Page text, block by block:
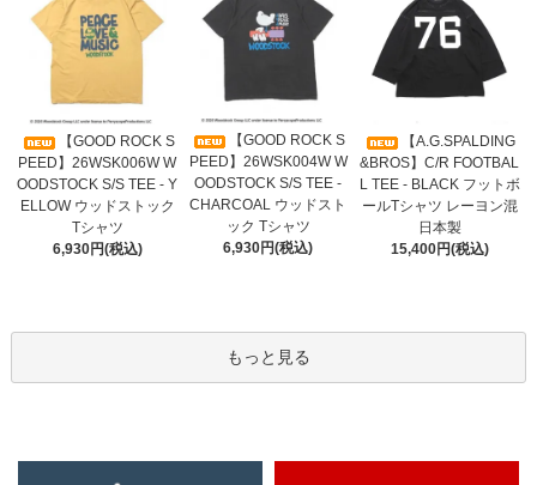
【GOOD ROCK S
PEED】26WSK006W W
OODSTOCK S/S TEE - Y
ELLOW ウッドストック
Tシャツ
6,930円(税込)
【GOOD ROCK S
PEED】26WSK004W W
OODSTOCK S/S TEE -
CHARCOAL ウッドスト
ック Tシャツ
6,930円(税込)
【A.G.SPALDING
&BROS】C/R FOOTBAL
L TEE - BLACK フットボ
ールTシャツ レーヨン混
日本製
15,400円(税込)
もっと見る